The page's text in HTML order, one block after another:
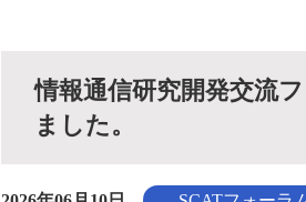
情報通信研究開発交流
ました。